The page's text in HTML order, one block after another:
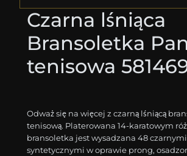
Czarna lśniąca
Bransoletka
tenisowa
Odważ się na więcej z czarną lśniącą
tenisową. Platerowana 14-karatowym
bransoletka jest wysadzana 48
syntetycznymi w oprawie prong,